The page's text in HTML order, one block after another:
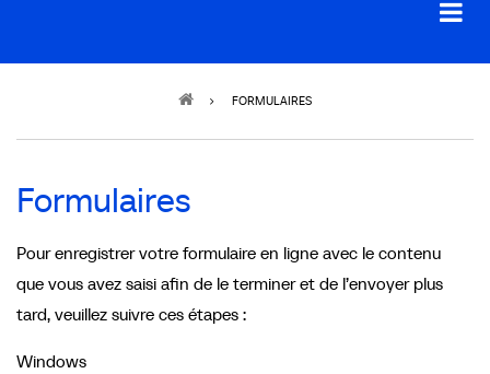
FORMULAIRES
Formulaires
Pour enregistrer votre formulaire en ligne avec le contenu
que vous avez saisi afin de le terminer et de l’envoyer plus
tard, veuillez suivre ces étapes :
Windows